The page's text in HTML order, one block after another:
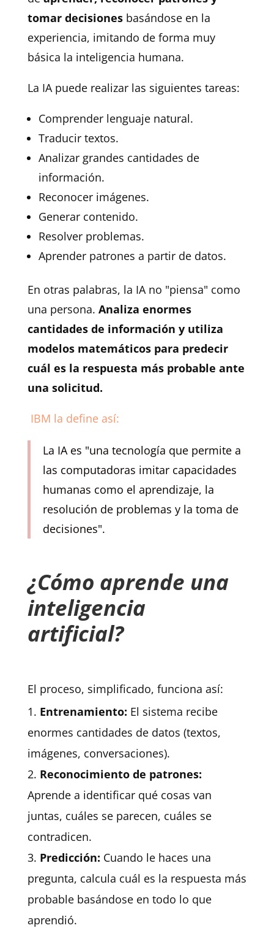
tomar decisionesbasándose en la
experiencia, imitando de forma muy
básica la inteligencia humana.
La IA puede realizar las siguientes tareas:
Comprender lenguaje natural.
Traducir textos.
Analizar grandes cantidades de
información.
Reconocer imágenes.
Generar contenido.
Resolver problemas.
Aprender patrones a partir de datos.
En otras palabras, la IA no "piensa" como
una persona. Analiza enormes
cantidades de información y utiliza
modelos matemáticos para predecir
cuál es la respuesta más probable ante
una solicitud.
IBM la define así:
La IA es "una tecnología que permite a
las computadoras imitar capacidades
humanas como el aprendizaje, la
resolución de problemas y la toma de
decisiones".
¿Cómo aprende una
inteligencia
artificial?
El proceso, simplificado, funciona así:
Entrenamiento: El sistema recibe
enormes cantidades de datos (textos,
imágenes, conversaciones).
Reconocimiento de patrones:
Aprende a identificar qué cosas van
juntas, cuáles se parecen, cuáles se
contradicen.
Predicción: Cuando le haces una
pregunta, calcula cuál es la respuesta más
probable basándose en todo lo que
aprendió.